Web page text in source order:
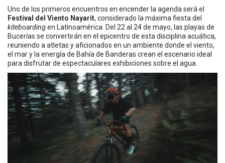
Uno de los primeros encuentros en encender la agenda será el
Festival del Viento Nayarit, considerado la máxima fiesta del
kiteboardingen Latinoamérica. Del 22 al 24 de mayo, las playas de
Bucerías se convertirán en el epicentro de esta disciplina acuática,
reuniendo a atletas y aficionados en un ambiente donde el viento,
el mar y la energía de Bahía de Banderas crean el escenario ideal
para disfrutar de espectaculares exhibiciones sobre el agua.